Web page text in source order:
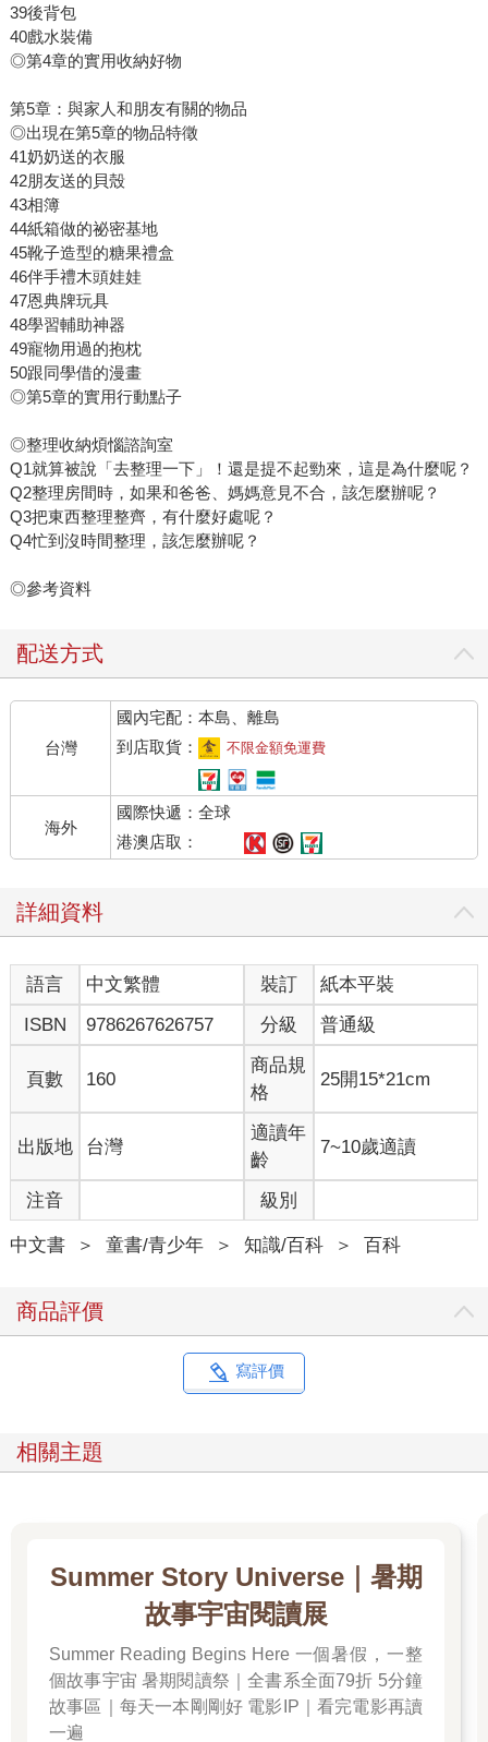
39後背包
40戲水裝備
◎第4章的實用收納好物
第5章：與家人和朋友有關的物品
◎出現在第5章的物品特徵
41奶奶送的衣服
42朋友送的貝殼
43相簿
44紙箱做的祕密基地
45靴子造型的糖果禮盒
46伴手禮木頭娃娃
47恩典牌玩具
48學習輔助神器
49寵物用過的抱枕
50跟同學借的漫畫
◎第5章的實用行動點子
◎整理收納煩惱諮詢室
Q1就算被說「去整理一下」！還是提不起勁來，這是為什麼呢？
Q2整理房間時，如果和爸爸、媽媽意見不合，該怎麼辦呢？
Q3把東西整理整齊，有什麼好處呢？
Q4忙到沒時間整理，該怎麼辦呢？
◎參考資料
配送方式
台灣
國內宅配：本島、離島
到店取貨：
不限金額免運費
海外
國際快遞：全球
港澳店取：
詳細資料
語言 中文繁體 裝訂
紙本平裝
ISBN
9786267626757 分級 普通級
頁數 160
商品規
格
25開15*21cm
出版地 台灣
適讀年
齡
7~10歲適讀
注音 級別
中文書 ＞ 童書/青少年 ＞ 知識/百科 ＞ 百科
商品評價
寫評價
相關主題
Summer Story Universe｜暑期
故事宇宙閱讀展
Summer Reading Begins Here 一個暑假，一整
個故事宇宙 暑期閱讀祭｜全書系全面79折 5分鐘
故事區｜每天一本剛剛好 電影IP｜看完電影再讀
一遍